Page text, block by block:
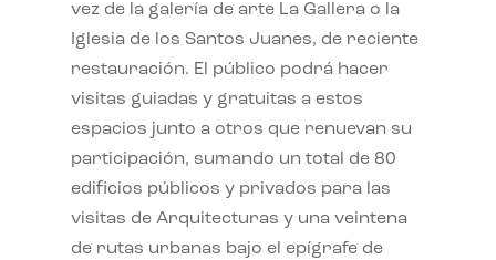
vez de la galería de arte La Gallera o la
Iglesia de los Santos Juanes, de reciente
restauración. El público podrá hacer
visitas guiadas y gratuitas a estos
espacios junto a otros que renuevan su
participación, sumando un total de 80
edificios públicos y privados para las
visitas de Arquitecturas y una veintena
de rutas urbanas bajo el epígrafe de